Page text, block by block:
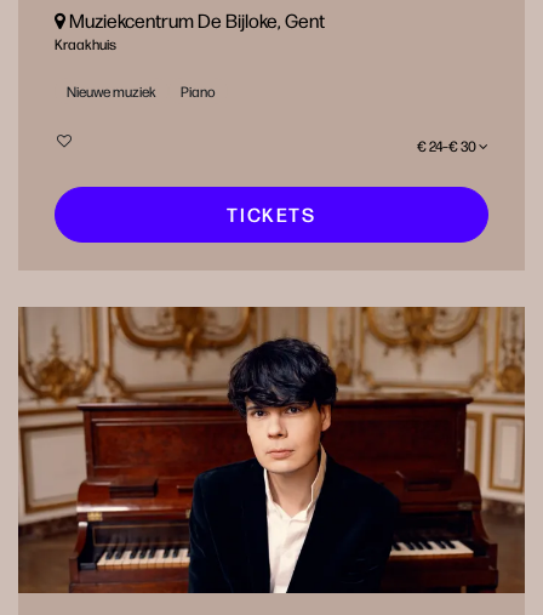
Muziekcentrum De Bijloke, Gent
Kraakhuis
Nieuwe muziek Piano
€ 24–€ 30
TICKETS